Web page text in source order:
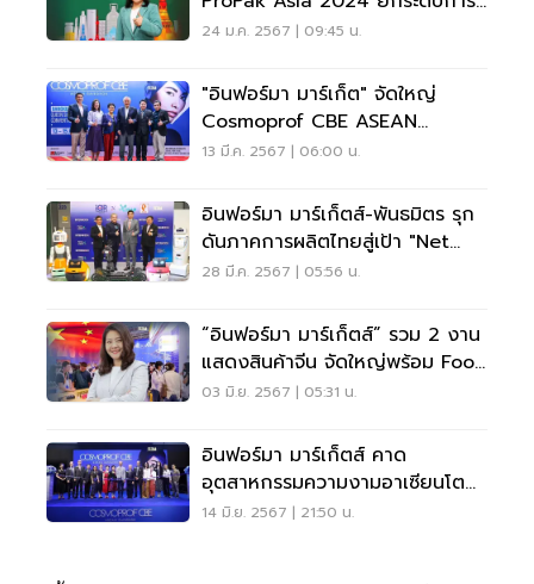
ผลิตสู่ความยั่งยืน
24 ม.ค. 2567 | 09:45 น.
"อินฟอร์มา มาร์เก็ต" จัดใหญ่
Cosmoprof CBE ASEAN
Bangkok 2024 บูมตลาดความ
13 มี.ค. 2567 | 06:00 น.
อินฟอร์มา มาร์เก็ตส์-พันธมิตร รุก
ดันภาคการผลิตไทยสู่เป้า "Net
Zero Carbon"
28 มี.ค. 2567 | 05:56 น.
“อินฟอร์มา มาร์เก็ตส์” รวม 2 งาน
แสดงสินค้าจีน จัดใหญ่พร้อม Food
& Hospitality
03 มิ.ย. 2567 | 05:31 น.
อินฟอร์มา มาร์เก็ตส์ คาด
อุตสาหกรรมความงามอาเซียนโต
11%
14 มิ.ย. 2567 | 21:50 น.